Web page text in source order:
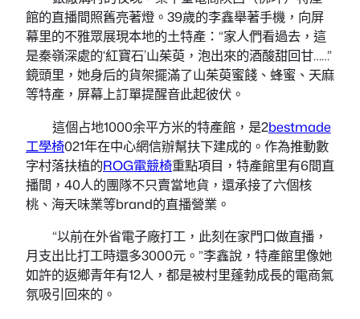
館的直播間照舊亮著燈。39歲的李鑫舉著手機，向屏
幕里的不雅眾展現本地的土特產：“家人們看過去，這
是秦嶺深處的‘紅寶石’山茱萸，泡出來的酒酸甜回甘……”
鏡頭里，她身后的貨架擺滿了山茱萸蜜餞、蜂蜜、天麻
等特產，屏幕上訂單提醒音此起彼伏。
這個占地1000余平方米的特產館，是2bestmade
工學椅021年在中心網信辦幫扶下建成的。作為推動數
字村落扶植的ROG電競椅重點項目，特產館里有6間直
播間，40人的團隊不只賣當地貨，還承接了六個核
桃、海天味業等brand的直播營業。
“以前在外省電子廠打工，此刻在家門口做直播，
月支出比打工時還多3000元。”李鑫說，特產館里像她
如許的返鄉青年有12人，都是被村里蓬勃成長的電商氣
氛吸引回來的。